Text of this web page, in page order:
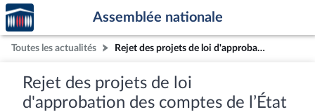
Aller au contenu
Aller en bas de la page
Accèder
à la
page
d'accueil
Assemblée nationale
Toutes les actualités Rejet des projets de loi d'approbation des comptes de l’État et de la sécurité sociale pour 2025
Rejet des projets de loi
d'approbation des comptes de l’État